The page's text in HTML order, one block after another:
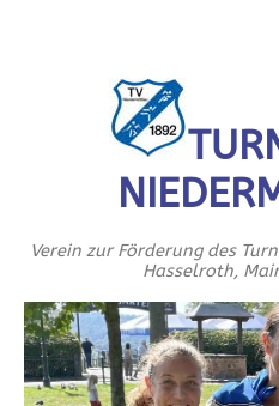
Verein zur Förderung des
Hasselroth,